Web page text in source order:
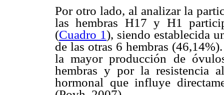
Por otro lado, al analizar la
las hembras H17 y H1
(Cuadro 1), siendo establecida
de las otras 6 hembras
la mayor producción de
hembras y por la resistencia
hormonal que influye